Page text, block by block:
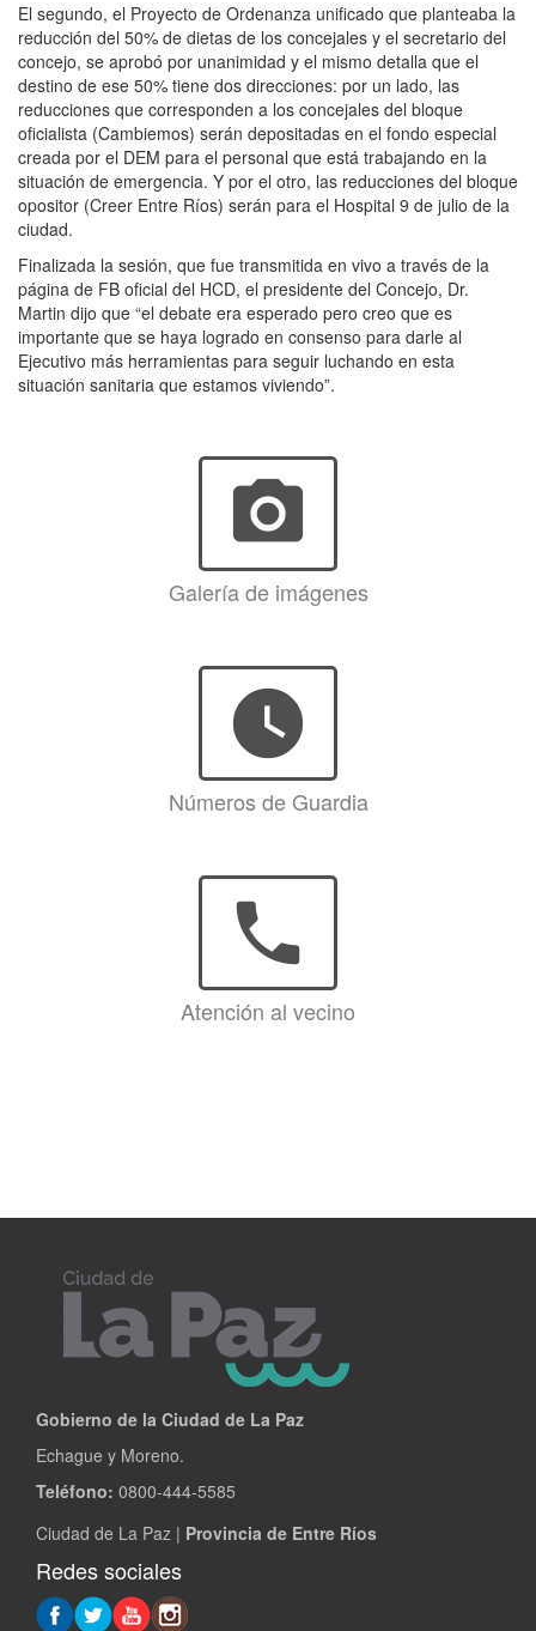
El segundo, el Proyecto de Ordenanza unificado que planteaba la
reducción del 50% de dietas de los concejales y el secretario del
concejo, se aprobó por unanimidad y el mismo detalla que el
destino de ese 50% tiene dos direcciones: por un lado, las
reducciones que corresponden a los concejales del bloque
oficialista (Cambiemos) serán depositadas en el fondo especial
creada por el DEM para el personal que está trabajando en la
situación de emergencia. Y por el otro, las reducciones del bloque
opositor (Creer Entre Ríos) serán para el Hospital 9 de julio de la
ciudad.
Finalizada la sesión, que fue transmitida en vivo a través de la
página de FB oficial del HCD, el presidente del Concejo, Dr.
Martin dijo que “el debate era esperado pero creo que es
importante que se haya logrado en consenso para darle al
Ejecutivo más herramientas para seguir luchando en esta
situación sanitaria que estamos viviendo”.
photo_camera
Galería de imágenes
watch_later
Números de Guardia
phone
Atención al vecino
Gobierno de la Ciudad de La Paz
Echague y Moreno.
Teléfono: 0800-444-5585
Ciudad de La Paz | Provincia de Entre Ríos
Redes sociales